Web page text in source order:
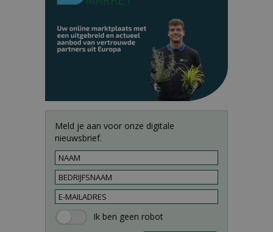
Meld je aan voor onze digitale
nieuwsbrief.